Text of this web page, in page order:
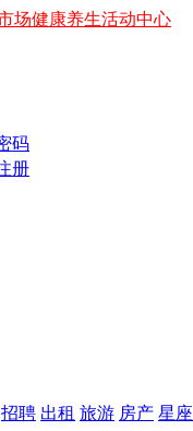
场健康养生活动中心
码
册
招聘 出租 旅游 房产 星座